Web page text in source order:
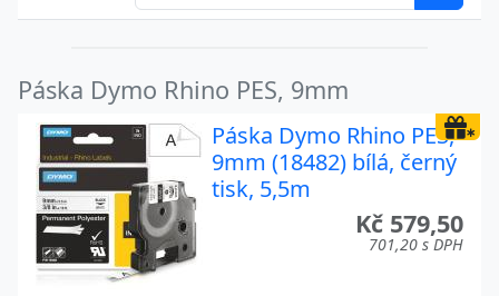
Páska Dymo Rhino PES, 9mm
Páska Dymo Rhino PES,
9mm (18482) bílá, černý
tisk, 5,5m
Kč 579,50
701,20 s DPH